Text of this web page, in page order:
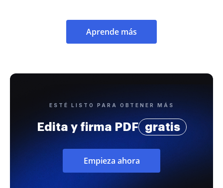
Aprende más
ESTÉ LISTO PARA OBTENER MÁS
Edita y firma PDF gratis
Empieza ahora